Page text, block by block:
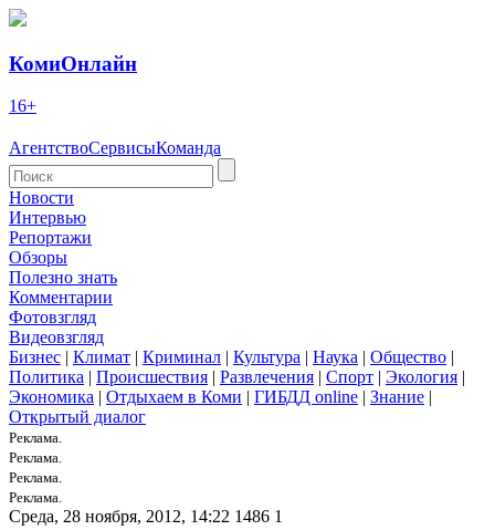
КомиОнлайн
16+
АгентствоСервисыКоманда
Новости
Интервью
Репортажи
Обзоры
Полезно знать
Комментарии
Фотовзгляд
Видеовзгляд
Бизнес | Климат | Криминал | Культура | Наука | Общество |
Политика | Происшествия | Развлечения | Спорт | Экология |
Экономика | Отдыхаем в Коми | ГИБДД online | Знание |
Открытый диалог
Реклама.
Реклама.
Реклама.
Реклама.
Среда, 28 ноября, 2012, 14:22 1486 1